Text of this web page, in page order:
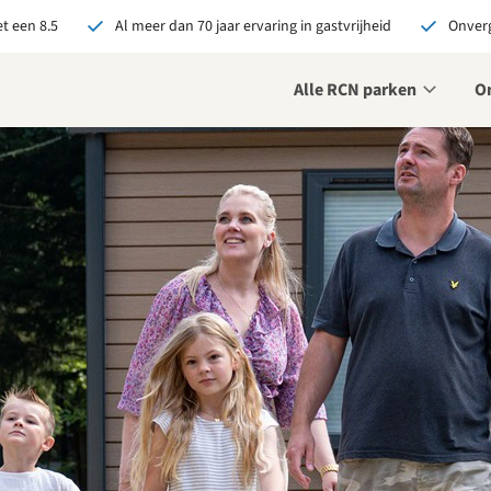
een 8.5 Al meer dan 70 jaar ervaring in gastvrijheid
Alle RCN parken
bij RCN boekt, krijg je:
De beste prijsgarantie
Exclusieve voordelen
Persoonlijk contact
alle voordelen